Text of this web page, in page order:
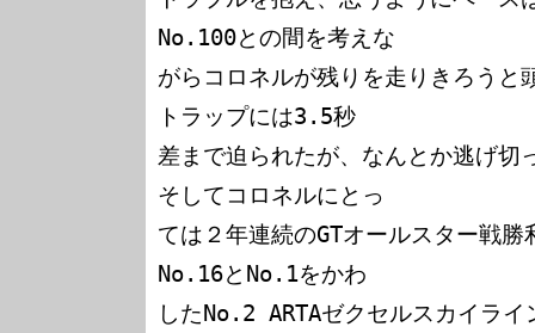
No.100との間を考えな
がらコロネルが残りを走りきろうと
トラップには3.5秒
差まで迫られたが、なんとか逃げ
そしてコロネルにとっ
ては２年連続のGTオールスター戦
No.16とNo.1をかわ
したNo.2 ARTAゼクセルスカイライ